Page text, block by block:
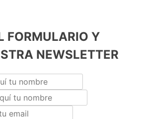
FORMULARIO Y
NEWSLETTER